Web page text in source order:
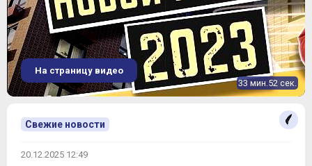
Уточнить наличие
от31 122 000₽
~ 291 024 ₽
2.15%
динамика цен
ЖК "Stellar City" (ЖК Стеллар Сити в
Сколково)
33 мин.52 сек.
На страницу видео
Свежие новости
20.12.2025 12:49